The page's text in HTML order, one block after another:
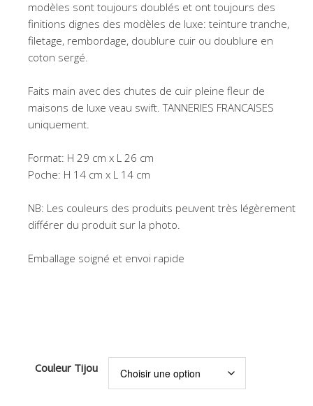
modèles sont toujours doublés et ont toujours des
finitions dignes des modèles de luxe: teinture tranche,
filetage, rembordage, doublure cuir ou doublure en
coton sergé.
Faits main avec des chutes de cuir pleine fleur de
maisons de luxe veau swift. TANNERIES FRANCAISES
uniquement.
Format: H 29 cm x L 26 cm
Poche: H 14 cm x L 14 cm
NB: Les couleurs des produits peuvent très légèrement
différer du produit sur la photo.
Emballage soigné et envoi rapide
Couleur Tijou